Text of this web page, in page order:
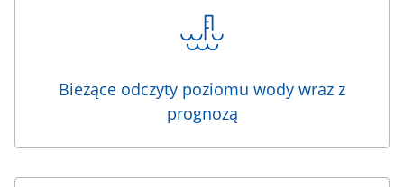
Bieżące odczyty poziomu wody wraz z
prognozą